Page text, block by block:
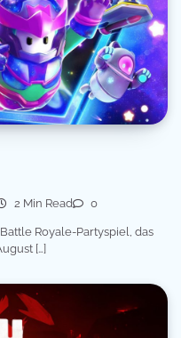
2 Min Read 0
Royale-Partyspiel, das
[…]